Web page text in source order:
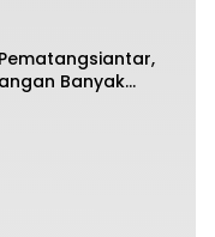
Pematangsiantar,
Banyak